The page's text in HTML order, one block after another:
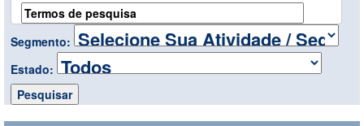
Segmento:
Estado: